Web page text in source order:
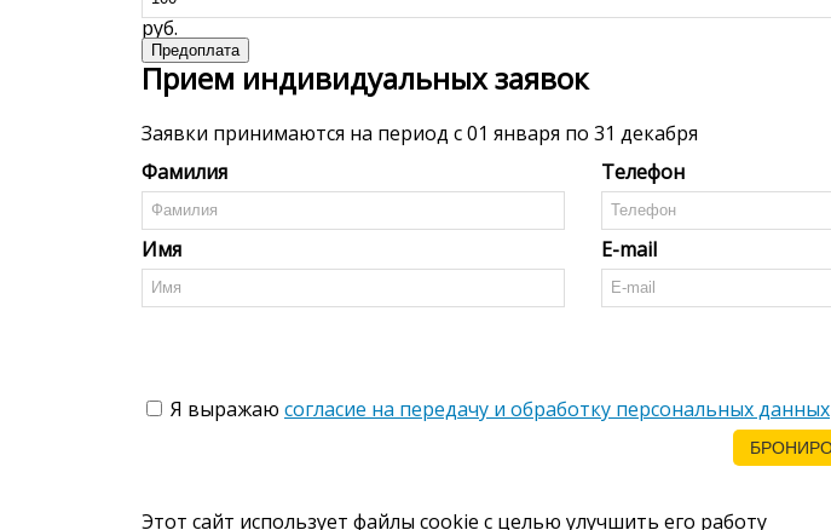
Прием индивидуальных заявок
Заявки принимаются на период с 01 января по 31 декабря
Фамилия
Имя
Телефон
E-mail
Я выражаю согласие на передачу и обработку персональных данных
Этот сайт использует файлы cookie с целью улучшить его работу